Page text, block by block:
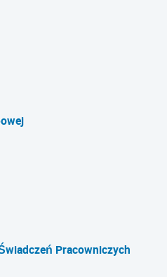
Pracowniczych